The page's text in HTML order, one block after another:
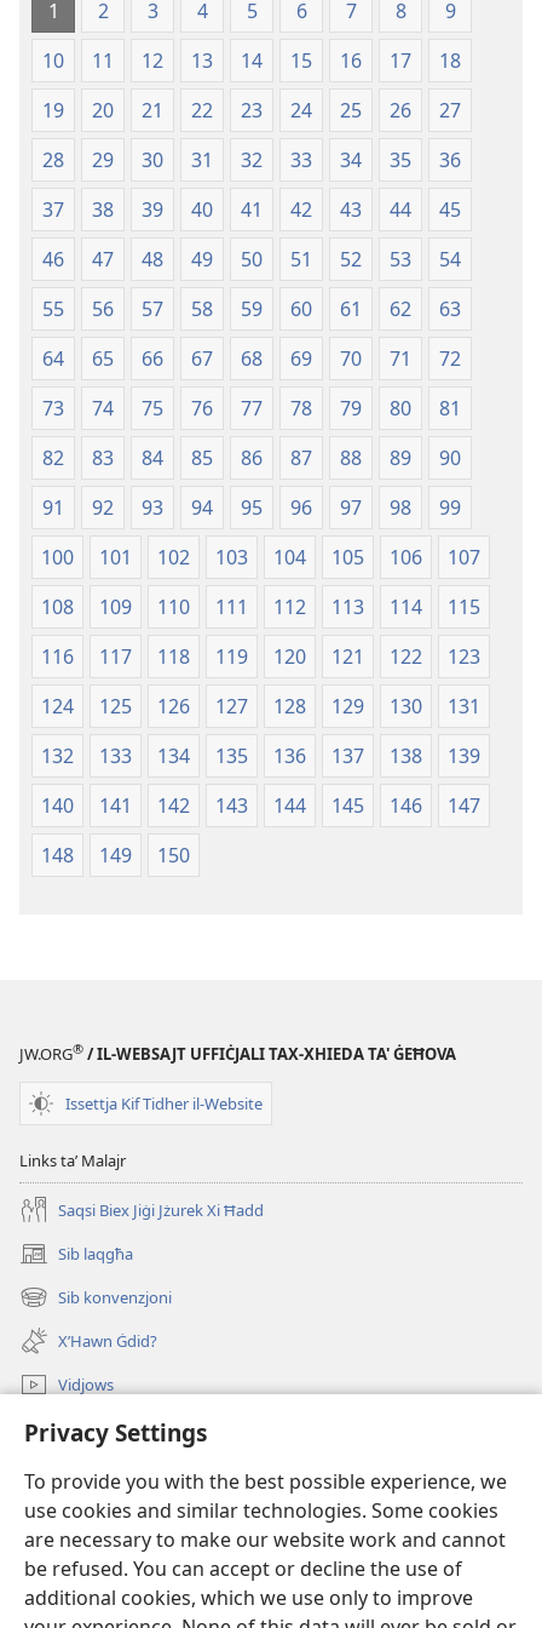
Privacy Settings
To provide you with the best possible experience, we
use cookies and similar technologies. Some cookies
are necessary to make our website work and cannot
be refused. You can accept or decline the use of
additional cookies, which we use only to improve
l-
Iskrittura
Mqaddsa
(Reviżjoni
tal-
2013)
Ġdida
taʼ
Iskrittura
Mqaddsa
(Reviżjoni
tal-
2013)
1 2 3 4 5 6 7 8
9
10
11 12 13 14 15 16 17
18
19
20 21 22 23 24 25 26
27
28
29 30 31 32 33 34 35
36
37
38 39 40 41 42 43 44
45
46
47 48 49 50 51 52 53
54
55
56 57 58 59 60 61 62
63
64
65 66 67 68 69 70 71
72
73
74 75 76 77 78 79 80
81
82
83 84 85 86 87 88 89
90
91
92 93 94 95 96 97 98
99
100
101 102 103 104 105 106
107
108
109 110 111 112 113 114
115
116
117 118 119 120 121 122
123
124
125 126 127 128 129 130
131
132
133 134 135 136 137 138
139
140
141 142 143 144 145 146
147
148
149 150
JW.ORG® / IL-WEBSAJT UFFIĊJALI TAX-XHIEDA TA' ĠEĦOVA
Issettja Kif Tidher il-Website
Links taʼ Malajr
Saqsi Biex Jiġi Jżurek Xi Ħadd
Sib laqgħa
(opens
new
window)
Sib konvenzjoni
(opens
new
window)
X’Hawn Ġdid?
Vidjows
Fittex f’JW.ORG
Donazzjonijiet
(opens
new
window)LIBRERIJA ONLAJN tat-Torri tal-Għassa
(opens
new
JW Hub ®
(opens